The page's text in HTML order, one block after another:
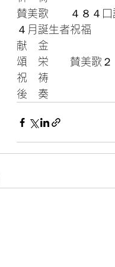
賛美歌　　４８４口
４月誕生者祝福
献　金
頌　栄　　賛美歌２
祝　祷
後　奏